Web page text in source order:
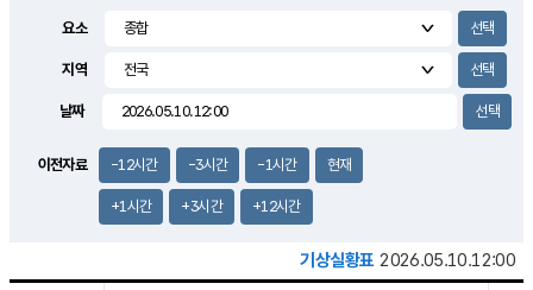
1.4m/s
요소
지역
날짜
이전자료 -12시간 -3시간 -1시간 현재
+1시간 +3시간 +12시간
기상실황표 2026.05.10.12:00